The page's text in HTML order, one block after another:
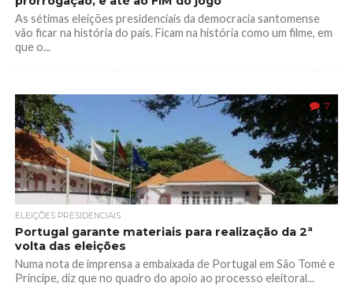
As sétimas eleições presidenciais da democracia santomense
vão ficar na história do país. Ficam na história como um filme, em
que o...
7
ELEIÇÕES PRESIDENCIAIS
Portugal garante materiais para realização da 2ª
volta das eleições
Numa nota de imprensa a embaixada de Portugal em São Tomé e
Príncipe, diz que no quadro do apoio ao processo eleitoral...